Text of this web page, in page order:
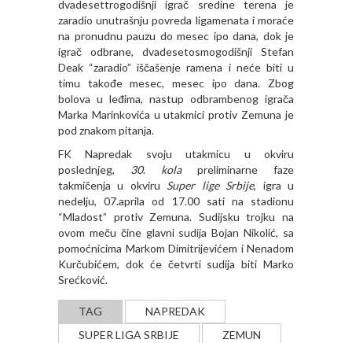
dvadesettrogodišnji igrač sredine terena je
zaradio unutrašnju povreda ligamenata i moraće
na pronudnu pauzu do mesec ipo dana, dok je
igrač odbrane, dvadesetosmogodišnji Stefan
Deak “zaradio” iščašenje ramena i neće biti u
timu takođe mesec, mesec ipo dana. Zbog
bolova u leđima, nastup odbrambenog igrača
Marka Marinkovića u utakmici protiv Zemuna je
pod znakom pitanja.
FK Napredak svoju utakmicu u okviru
poslednjeg, 30. kolapreliminarne faze
takmičenja u okviru Super lige Srbije, igra u
nedelju, 07.aprila od 17.00 sati na stadionu
“Mladost” protiv Zemuna. Sudijsku trojku na
ovom meču čine glavni sudija Bojan Nikolić, sa
pomoćnicima Markom Dimitrijevićem i Nenadom
Kurčubićem, dok će četvrti sudija biti Marko
Srećković.
TAG
NAPREDAK
SUPER LIGA SRBIJE
ZEMUN